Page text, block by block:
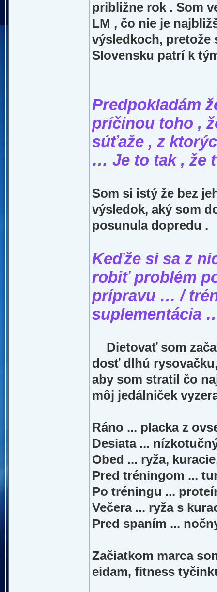
približne rok . Som
LM , čo nie je
výsledkoch, pretože
Slovensku patrí k
Predpokladám
príčinou toho ,
súťaže , z
… Je to tak , že
Som si istý že bez
výsledok, aký som
posunula dopredu .
Keďže si sa z
robiť problém
prípravu … /
suplementácia
Dietovať som
dosť dlhú
aby som stratil čo
môj jedálniček
Ráno ... placka z
Desiata ...
Obed ... ryža,
Pred tréningom ...
Po tréningu ...
Večera ... ryža s
Pred spaním ...
Začiatkom marca
eidam, fitness